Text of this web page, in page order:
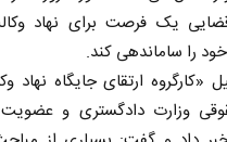
یک فرصت برای نهاد
را ساماندهی کند.
«کارگروه ارتقای جایگاه نهاد
وزارت دادگستری و